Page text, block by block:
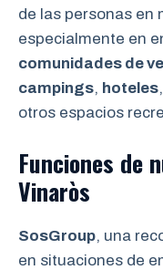
de las personas en
especialmente en
comunidades de
campings, hoteles,
otros espacios
Funciones de
Vinaròs
SosGroup, una
en situaciones de